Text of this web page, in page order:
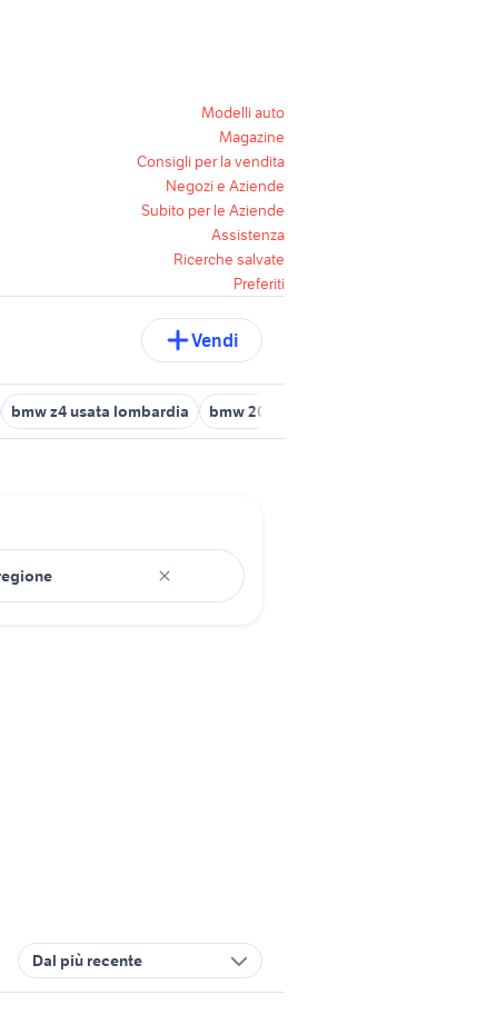
Modelli auto
Magazine
Consigli per la vendita
Negozi e Aziende
Subito per le Aziende
Assistenza
Ricerche salvate
Preferiti
Vendi
bmw z4 usata lombardia bmw 2002 turbo
Dal più recente